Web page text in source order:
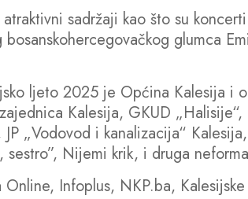
sadržaji kao što su
glumca
ljeto 2025 je Općina Kalesija i
Kalesija, GKUD
„Vodovod i kanalizacija“
Nijemi krik, i druga
Infoplus, NKP.ba,